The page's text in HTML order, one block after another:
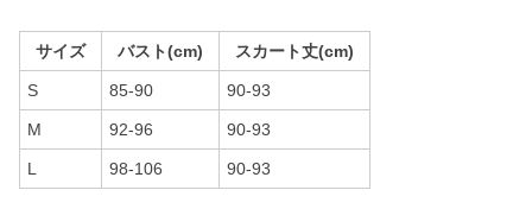
サイズ バスト(cm) スカート丈(cm)
S 85-90 90-93
M 92-96 90-93
L 98-106 90-93